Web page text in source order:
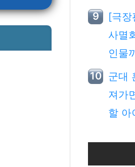
[극장
사멸
인물
군대
져가
할 아